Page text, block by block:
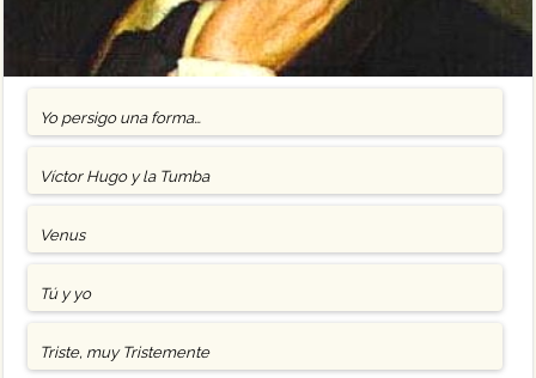
Yo persigo una forma…
Víctor Hugo y la Tumba
Venus
Tú y yo
Triste, muy Tristemente